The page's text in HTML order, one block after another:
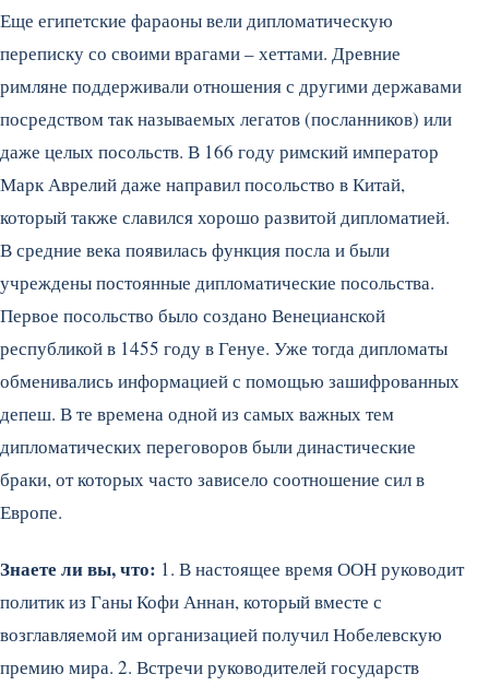
Еще египетские фараоны вели дипломатическую
переписку со своими врагами – хеттами. Древние
римляне поддерживали отношения с другими державами
посредством так называемых легатов (посланников) или
даже целых посольств. В 166 году римский император
Марк Аврелий даже направил посольство в Китай,
который также славился хорошо развитой дипломатией.
В средние века появилась функция посла и были
учреждены постоянные дипломатические посольства.
Первое посольство было создано Венецианской
республикой в 1455 году в Генуе. Уже тогда дипломаты
обменивались информацией с помощью зашифрованных
депеш. В те времена одной из самых важных тем
дипломатических переговоров были династические
браки, от которых часто зависело соотношение сил в
Европе.
Знаете ли вы, что: 1. В настоящее время ООН руководит
политик из Ганы Кофи Аннан, который вместе с
возглавляемой им организацией получил Нобелевскую
премию мира. 2. Встречи руководителей государств